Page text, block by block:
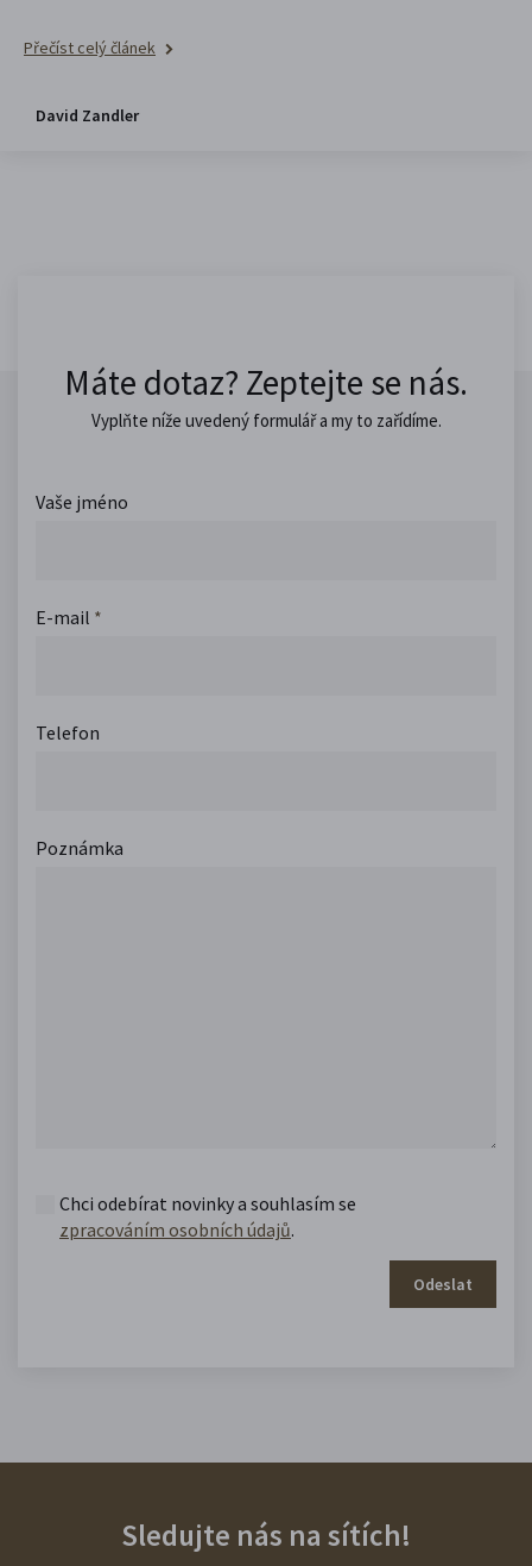
Přečíst celý článek
David Zandler
Máte dotaz? Zeptejte se nás.
Vyplňte níže uvedený formulář a my to zařídíme.
Vaše jméno
E-mail *
Telefon
Poznámka
Chci odebírat novinky a souhlasím se
zpracováním osobních údajů.
Odeslat
Sledujte nás na sítích!